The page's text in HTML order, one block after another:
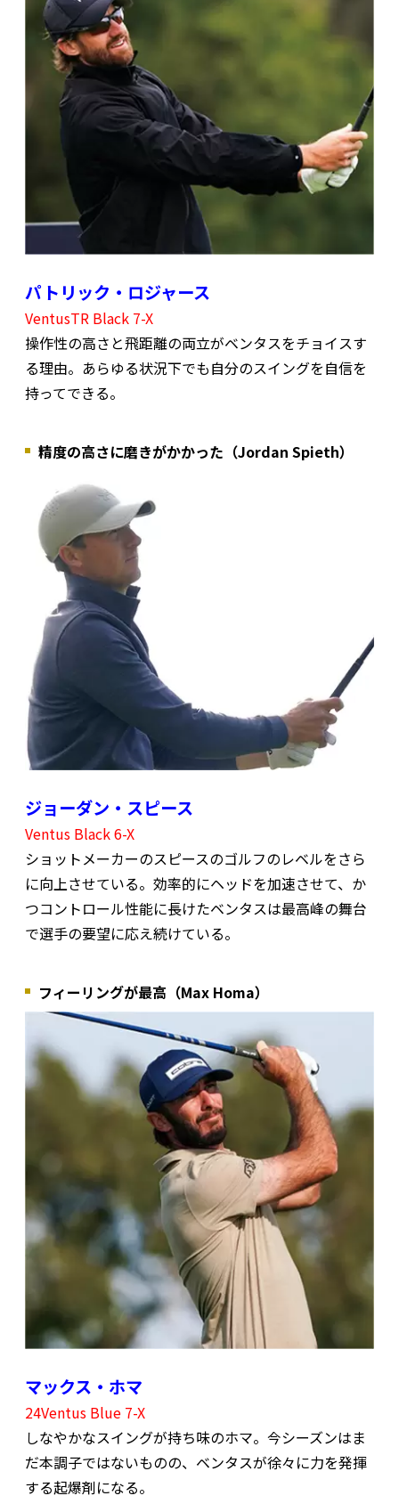
パトリック・ロジャース
VentusTR Black 7-X
操作性の高さと飛距離の両立がベンタスをチョイスす
る理由。あらゆる状況下でも自分のスイングを自信を
持ってできる。
精度の高さに磨きがかかった（Jordan Spieth）
ジョーダン・スピース
Ventus Black 6-X
ショットメーカーのスピースのゴルフのレベルをさら
に向上させている。効率的にヘッドを加速させて、か
つコントロール性能に長けたベンタスは最高峰の舞台
で選手の要望に応え続けている。
フィーリングが最高（Max Homa）
マックス・ホマ
24Ventus Blue 7-X
しなやかなスイングが持ち味のホマ。今シーズンはま
だ本調子ではないものの、ベンタスが徐々に力を発揮
する起爆剤になる。